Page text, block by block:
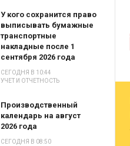
У кого сохранится право
выписывать бумажные
транспортные
накладные после 1
сентября 2026 года
СЕГОДНЯ В 10:44
УЧЕТ И ОТЧЕТНОСТЬ
Производственный
календарь на август
2026 года
СЕГОДНЯ В 08:50